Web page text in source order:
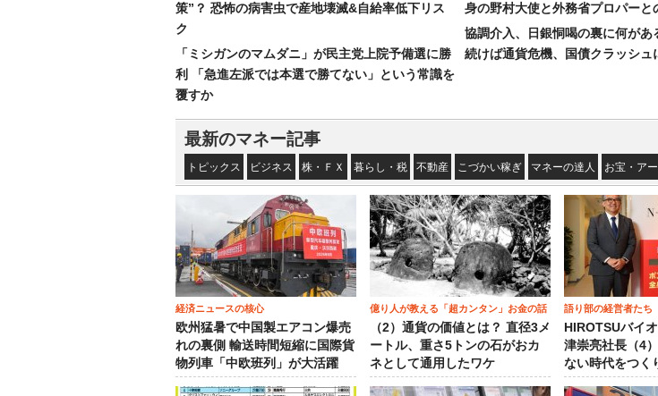
策”？ 恐怖の病害虫で産地壊滅&自給率低下リス
ク
「ミシガンのマムダニ」が民主党上院予備選に勝
利 「急進左派では本選で勝てない」という常識を
覆すか
身の野村大使と外務省プロパーと
協調介入、日銀恫喝の裏に何があ
続けば通貨危機、国債クラッシュ
最新のマネー記事
トピックス ビジネス 株・ＦＸ 暮らし・税 不動産 こづかい稼ぎ マネーの達人 お宝・アー
経済ニュースの核心
欧州猛暑で中国製エアコン爆売
れの裏側 輸送時間短縮に国際貨
物列車「中欧班列」が大活躍
億り人が教える「超カンタン」お金の話
（2）通貨の価値とは？ 直径3メ
ートル、重さ5トンの石がおカ
ネとして通用したワケ
語り部の経営者たち
HIROTSUバイ
津崇亮社長（4
ない時代をつく